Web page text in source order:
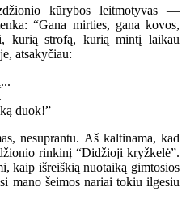
kūrybos leitmotyvas —
“Gana mirties, gana kovos,
kurią strofą, kurią mintį laikau
atsakyčiau:
duok!”
nesuprantu. Aš kaltinama, kad
rinkinį “Didžioji kryžkelė”.
kaip išreiškią nuotaiką gimtosios
mano šeimos nariai tokiu ilgesiu